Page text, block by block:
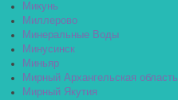
Микунь
Миллерово
Минеральные Воды
Минусинск
Миньяр
Мирный Архангельская область
Мирный Якутия